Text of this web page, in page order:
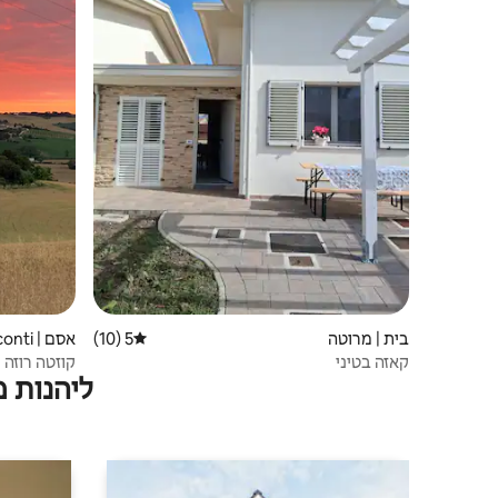
בית | מרוטה דירוג ממוצע של 5 מתוך 5, 10 ביקורות
5 (10)
קאזה בטיני
אסם | Serra De' conti
קוזטה